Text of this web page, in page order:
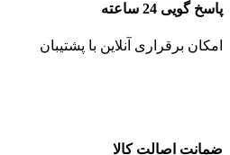
پاسخ گویی 24 ساعته
امکان برقراری آنلاین با پشتیبان
ضمانت اصالت کالا